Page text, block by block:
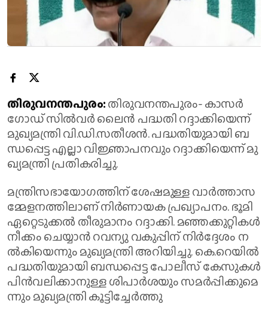
തി​രു​വ​ന​ന്ത​പു​രം:തി​രു​വ​ന​ന്ത​പു​രം- കാ​സ​ർ​
ഗോഡ് സി​ൽ​വ​ർ ലൈ​ൻ പ​ദ്ധ​തി റ​ദ്ദാ​ക്കി​യെ​ന്ന്
മു​ഖ്യ​മ​ന്ത്രി വി.​ഡി.​സ​തീ​ശ​ൻ. പ​ദ്ധ​തി​യു​മാ​യി ബ​
ന്ധ​പ്പെ​ട്ട എ​ല്ലാ വി​ജ്ഞാ​പ​ന​വും റ​ദ്ദാ​ക്കി​യെ​ന്ന് മു​
ഖ്യ​മ​ന്ത്രി പ്ര​തി​ക​രി​ച്ചു.
മ​ന്ത്രി​സ​ഭാ​യോ​ഗ​ത്തി​ന് ശേ​ഷ​മു​ള്ള വാ​ർ​ത്താ​സ​
മ്മേ​ള​ന​ത്തി​ലാ​ണ് നി​ർ​ണാ​യ​ക പ്ര​ഖ്യാ​പ​നം. ഭൂ​മി
ഏ​റ്റെ​ടു​ക്ക​ൽ തീ​രു​മാ​നം റ​ദ്ദാ​ക്കി. ‌മ​ഞ്ഞ​ക്കു​റ്റി​ക​ൾ
നീ​ക്കം ചെ​യ്യാ​ൻ റ​വ​ന്യു വ​കു​പ്പി​ന് നി​ർ​ദ്ദേ​ശം ന​
ൽ​കി​യെ​ന്നും മു​ഖ്യ​മ​ന്ത്രി അ​റി​യി​ച്ചു. കെ.​റെ​യി​ൽ
പ​ദ്ധ​തി​യു​മാ​യി ബ​ന്ധ​പ്പെ​ട്ട പോ​ലീ​സ് കേ​സു​ക​ൾ
പി​ൻ​വ​ലി​ക്കാ​നു​ള്ള ശി​പാ​ർ​ശ​യും സ​മ​ർ​പ്പി​ക്കു​മെ​
ന്നും മു​ഖ്യ​മ​ന്ത്രി കൂ​ട്ടി​ച്ചേ​ർ​ത്തു